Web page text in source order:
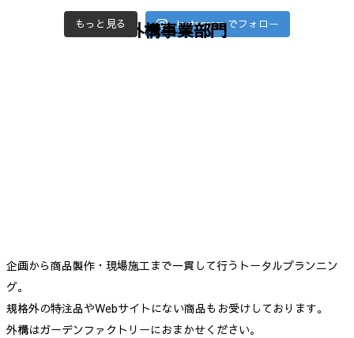
もっと見る Instagram でフォロー
外構事業部門
企画から商品製作・現場施工まで一貫して行うトータルプランニン
グ。
規格外の特注品やWebサイトにない商品もお受けしております。
外構はガーデンファクトリーにおまかせください。